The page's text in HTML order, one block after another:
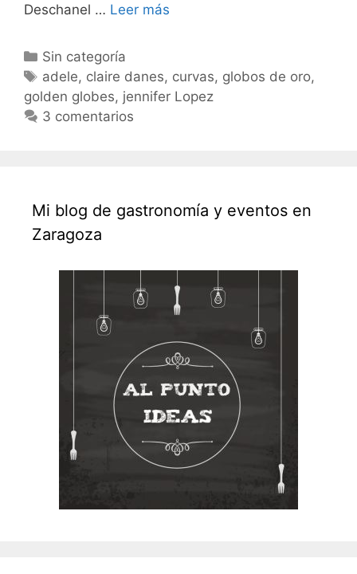
Deschanel … Leer más
Categorías
Sin categoría
Etiquetas
adele, claire danes, curvas, globos de oro,
golden globes, jennifer Lopez
3 comentarios
Mi blog de gastronomía y eventos en
Zaragoza